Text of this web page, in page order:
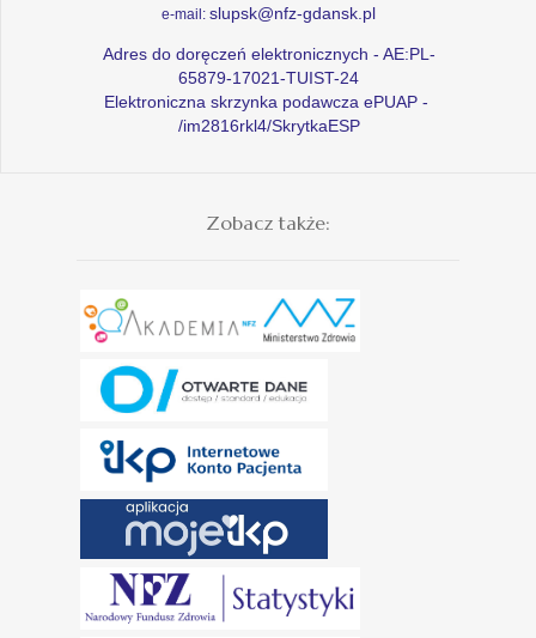
e-mail: slupsk@nfz-gdansk.pl
Adres do doręczeń elektronicznych - AE:PL-
65879-17021-TUIST-24
Elektroniczna skrzynka podawcza ePUAP -
/im2816rkl4/SkrytkaESP
Zobacz także: